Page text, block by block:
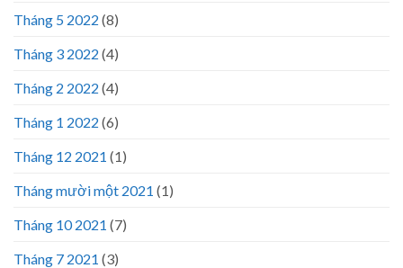
Tháng 5 2022 (8)
Tháng 3 2022 (4)
Tháng 2 2022 (4)
Tháng 1 2022 (6)
Tháng 12 2021 (1)
Tháng mười một 2021 (1)
Tháng 10 2021 (7)
Tháng 7 2021 (3)